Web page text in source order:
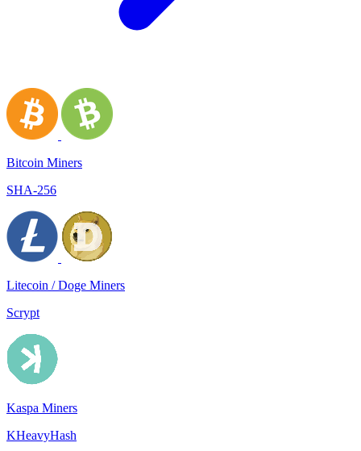
Bitcoin Miners
SHA-256
Litecoin / Doge Miners
Scrypt
Kaspa Miners
KHeavyHash